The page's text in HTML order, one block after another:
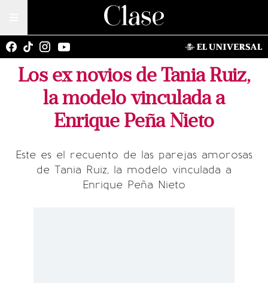
Los ex novios de Tania Ruiz,
la modelo vinculada a
Enrique Peña Nieto
Este es el recuento de las parejas amorosas
de Tania Ruiz, la modelo vinculada a
Enrique Peña Nieto